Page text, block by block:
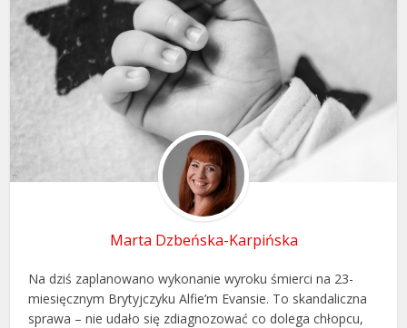
Marta Dzbeńska-Karpińska
Na dziś zaplanowano wykonanie wyroku śmierci na 23-
miesięcznym Brytyjczyku Alfie’m Evansie. To skandaliczna
sprawa – nie udało się zdiagnozować co dolega chłopcu,